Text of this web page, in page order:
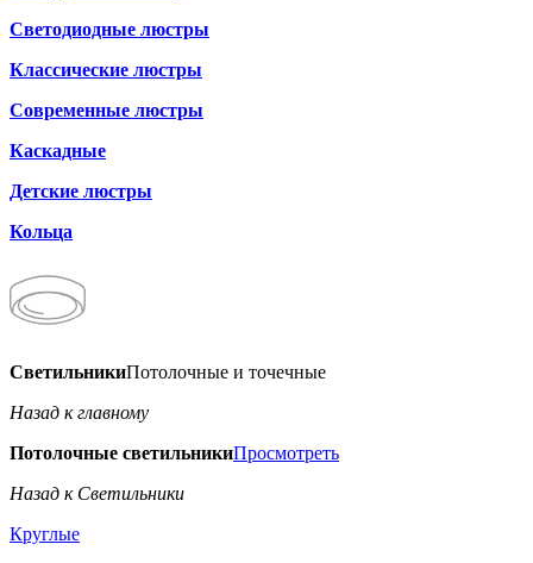
Светодиодные люстры
Классические люстры
Современные люстры
Каскадные
Детские люстры
Кольца
СветильникиПотолочные и точечные
Назад к главному
Потолочные светильникиПросмотреть
Назад к Светильники
Круглые